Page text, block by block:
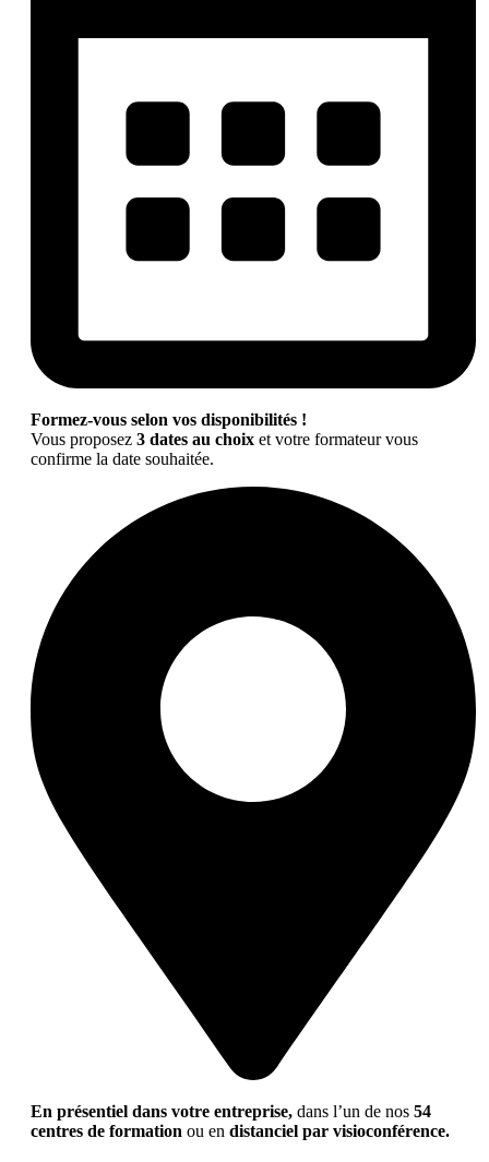
Formez-vous selon vos disponibilités !
Vous proposez 3 dates au choix et votre formateur vous
confirme la date souhaitée.
En présentiel dans votre entreprise, dans l’un de nos 54
centres de formation ou en distanciel par visioconférence.